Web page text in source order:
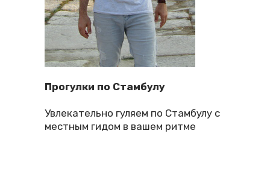
Прогулки по Стамбулу
Увлекательно гуляем по Стамбулу с
местным гидом в вашем ритме